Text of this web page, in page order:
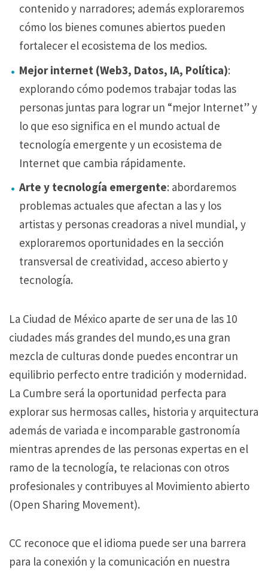
contenido y narradores; además exploraremos
cómo los bienes comunes abiertos pueden
fortalecer el ecosistema de los medios.
Mejor internet (Web3, Datos, IA, Política):
explorando cómo podemos trabajar todas las
personas juntas para lograr un “mejor Internet” y
lo que eso significa en el mundo actual de
tecnología emergente y un ecosistema de
Internet que cambia rápidamente.
Arte y tecnología emergente: abordaremos
problemas actuales que afectan a las y los
artistas y personas creadoras a nivel mundial, y
exploraremos oportunidades en la sección
transversal de creatividad, acceso abierto y
tecnología.
La Ciudad de México aparte de ser una de las 10
ciudades más grandes del mundo,es una gran
mezcla de culturas donde puedes encontrar un
equilibrio perfecto entre tradición y modernidad.
La Cumbre será la oportunidad perfecta para
explorar sus hermosas calles, historia y arquitectura
además de variada e incomparable gastronomía
mientras aprendes de las personas expertas en el
ramo de la tecnología, te relacionas con otros
profesionales y contribuyes al Movimiento abierto
(Open Sharing Movement).
CC reconoce que el idioma puede ser una barrera
para la conexión y la comunicación en nuestra